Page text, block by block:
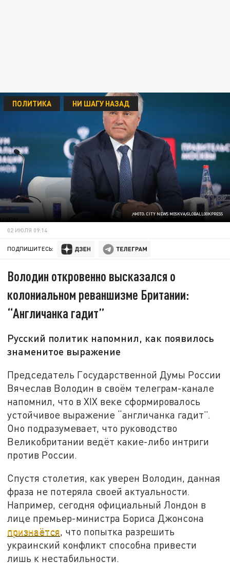
/ФОТО: CITY NEWS MOSKVA/GLOBALLOOKPRESS
ПОЛИТИКА НИ ШАГУ НАЗАД
02 ИЮЛЯ 09:14
ПОДПИШИТЕСЬ:
Володин откровенно высказался о
колониальном реваншизме Британии:
“Англичанка гадит”
Русский политик напомнил, как появилось
знаменитое выражение
Председатель Государственной Думы России
Вячеслав Володин в своём телеграм-канале
напомнил, что в XIX веке сформировалось
устойчивое выражение “англичанка гадит”.
Оно подразумевает, что руководство
Великобритании ведёт какие-либо интриги
против России.
Спустя столетия, как уверен Володин, данная
фраза не потеряла своей актуальности.
Например, сегодня официальный Лондон в
лице премьер-министра Бориса Джонсона
признаётся, что попытка разрешить
украинский конфликт способна привести
лишь к нестабильности.